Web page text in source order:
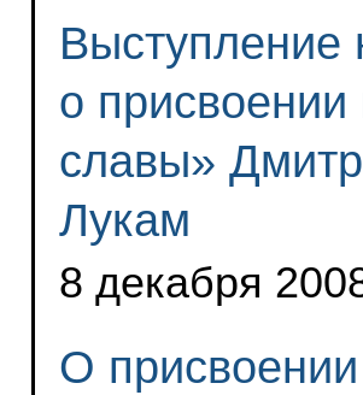
Выступление
о присвоении
славы»
Лукам
8 декабря
О